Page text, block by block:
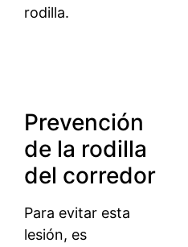
rodilla.
Prevención
de la rodilla
del corredor
Para evitar esta
lesión, es